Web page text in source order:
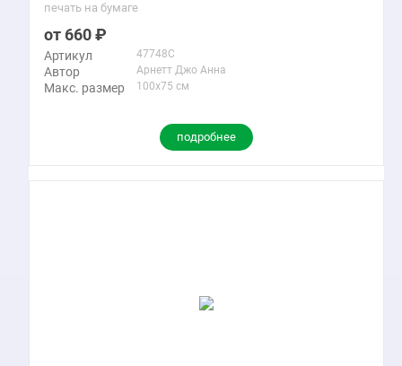
печать на бумаге
660
Артикул 47748C
Автор Арнетт Джо Анна
Макс. размер 100x75 см
подробнее